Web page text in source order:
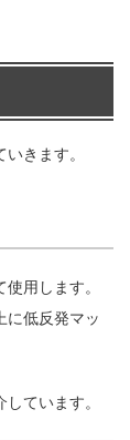
きます。
用します。
に低反発マッ
ています。